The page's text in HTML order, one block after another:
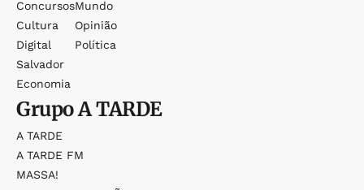
Concursos
Cultura
Digital
Salvador
Economia
Mundo
Opinião
Política
GrupoA TARDE
A TARDE
A TARDE FM
MASSA!